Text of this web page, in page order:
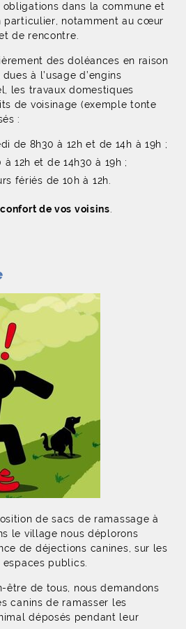
dans la commune et
particulier, notamment au cœur
de rencontre.
des doléances en raison
dues à l’usage d’engins
les travaux domestiques
de voisinage (exemple tonte
:
de 8h30 à 12h et de 14h à 19h ;
à 12h et de 14h30 à 19h ;
fériés de 10h à 12h.
de vos voisins
de sacs de ramassage à
le village nous déplorons
de déjections canines, sur les
publics.
être de tous, nous demandons
canins de ramasser les
déposés pendant leur